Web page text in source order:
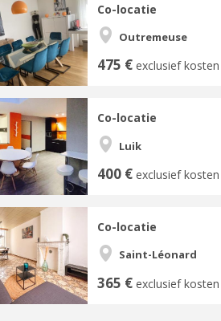
Co-locatie
Outremeuse
475 € exclusief kosten
Co-locatie
Luik
400 € exclusief kosten
Co-locatie
Saint-Léonard
365 € exclusief kosten